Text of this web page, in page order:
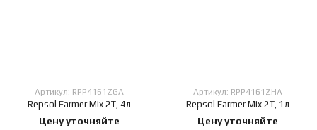
Артикул: RPP4161ZGA
Repsol Farmer Mix 2T, 4л
Цену уточняйте
Артикул: RPP4161ZHA
Repsol Farmer Mix 2T, 1л
Цену уточняйте